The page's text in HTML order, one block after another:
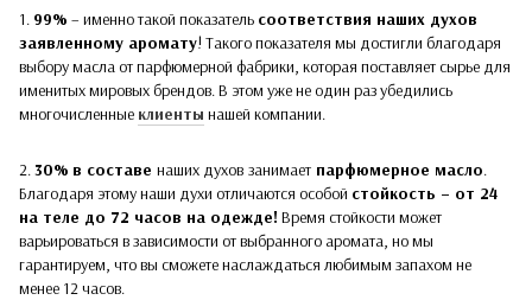
1. 99% – именно такой показатель соответствия наших духов
заявленному аромату! Такого показателя мы достигли благодаря
выбору масла от парфюмерной фабрики, которая поставляет сырье для
именитых мировых брендов. В этом уже не один раз убедились
многочисленные клиенты нашей компании.
2. 30% в составе наших духов занимает парфюмерное масло.
Благодаря этому наши духи отличаются особой стойкость – от 24
на теле до 72 часов на одежде! Время стойкости может
варьироваться в зависимости от выбранного аромата, но мы
гарантируем, что вы сможете наслаждаться любимым запахом не
менее 12 часов.